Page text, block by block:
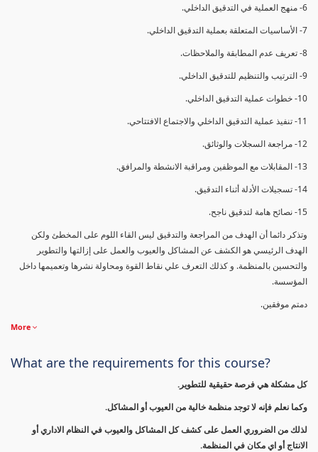
6- منهج العملية في التدقيق الداخلي.
7- الأساسيات المتعلقة بعملية التدقيق الداخلي.
8- تعريف عدم المطابقة والملاحظات.
9- الترتيب والتنظيم للتدقيق الداخلي.
10- خطوات عملية التدقيق الداخلي.
11- تنفيذ عملية التدقيق الداخلي والاجتماع الافتتاحي.
12- مراجعة السجلات والوثائق.
13- المقابلات مع الموظفين ومراقبة الانشطة والمرافق.
14- تسجيلات الأدلة أثناء التدقيق.
15- نصائح هامة لتدقيق ناجح.
وتذكر دائما أن الهدف من المراجعة والتدقيق ليس القاء اللوم على المخطئ ولكن
الهدف الرئيسي هو الكشف عن المشاكل والعيوب والعمل على إزالتها والتطوير
والتحسين بالمنظمة. و كذلك التعرف علي نقاط القوة ومحاولة نشرها وتعميمها داخل
المؤسسة.
دمتم موفقين.
More
What are the requirements for this course?
كل مشكلة هي فرصة حقيقية للتطوير.
وكما نعلم فإنه لا توجد منظمة خالية من العيوب أو المشاكل.
لذلك من الضروري العمل على كشف كل المشاكل والعيوب في النظام الاداري أو
الانتاج أو اي مكان في المنظمة.